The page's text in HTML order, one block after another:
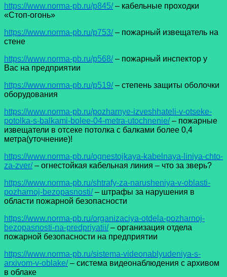
https://www.norma-pb.ru/p845/– кабельные проходки
«Стоп-огонь»
https://www.norma-pb.ru/p753/– пожарный извещатель на
стене
https://www.norma-pb.ru/p568/– пожарный инспектор у
Вас на предприятии
https://www.norma-pb.ru/p519/– степень защиты оболочки
оборудования
https://www.norma-pb.ru/pozharnye-izveshhateli-v-otseke-
potolka-s-balkami-bolee-04-metra-utochnenie/– пожарные
извещатели в отсеке потолка с балками более 0,4
метра(уточнение)!
https://www.norma-pb.ru/ognestojkaya-kabelnaya-liniya-chto-
za-zver/– огнестойкая кабельная линия – что за зверь?
https://www.norma-pb.ru/shtrafy-za-narusheniya-v-oblasti-
pozharnoj-bezopasnosti/– штрафы за нарушения в
области пожарной безопасности
https://www.norma-pb.ru/organizaciya-otdela-pozharnoj-
bezopasnosti-na-predpriyatii/– организация отдела
пожарной безопасности на предприятии
https://www.norma-pb.ru/sistema-videonablyudeniya-s-
arxivom-v-oblake/– система видеонаблюдения с архивом
в облаке